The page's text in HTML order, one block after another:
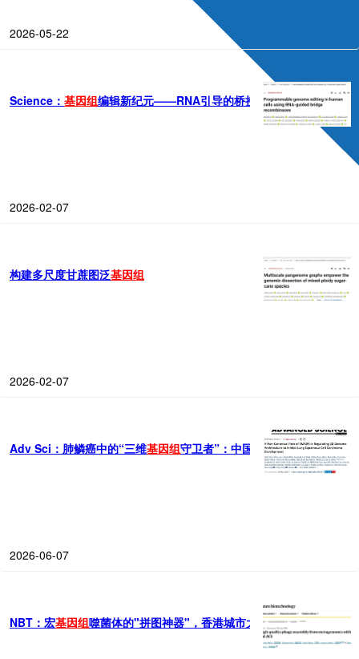
2026-05-22
Science： 基因组编辑新纪元——RNA引导的桥接重组酶
2026-02-07
构建多尺度甘蔗图泛基因组
2026-02-07
Adv Sci：肺鳞癌中的“三维基因组守卫者”：中国学者揭示SMAD4通
2026-06-07
NBT：宏基因组噬菌体的"拼图神器"，香港城市大学李帅成/汪建平通